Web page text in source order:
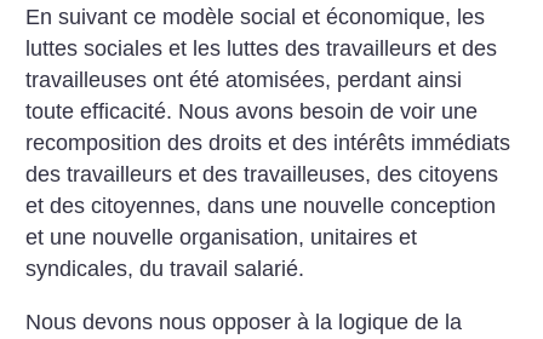
En suivant ce modèle social et économique, les
luttes sociales et les luttes des travailleurs et des
travailleuses ont été atomisées, perdant ainsi
toute efficacité. Nous avons besoin de voir une
recomposition des droits et des intérêts immédiats
des travailleurs et des travailleuses, des citoyens
et des citoyennes, dans une nouvelle conception
et une nouvelle organisation, unitaires et
syndicales, du travail salarié.
Nous devons nous opposer à la logique de la